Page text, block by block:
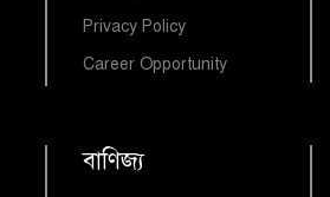
Privacy Policy
Career Opportunity
বাণিজ্য